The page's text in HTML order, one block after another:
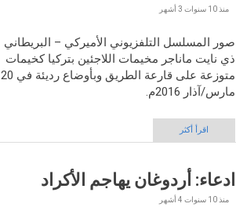
منذ 10 سنوات 3 أشهر
صور المسلسل التلفزيوني الأميركي – البريطاني
ذي نايت ماناجر مخيمات اللاجئين بتركيا كخيمات
متوزعة على قارعة الطريق وبأوضاع رديئة في 20
مارس/آذار 2016م.
اقرأ أكثر
ادعاء: أردوغان يهاجم الأكراد
منذ 10 سنوات 4 أشهر